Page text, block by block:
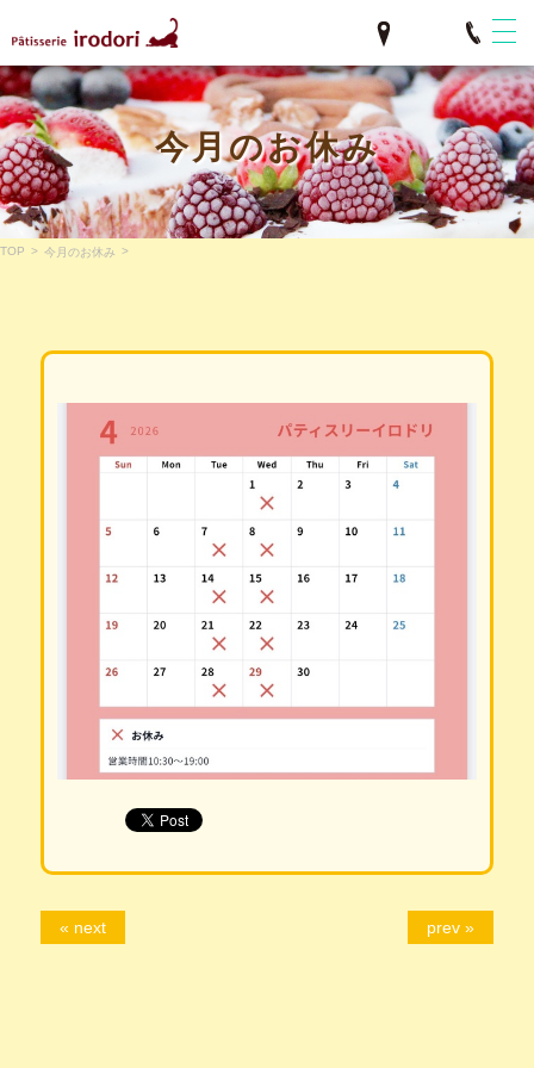
今月のお休み
TOP > 今月のお休み >
« next prev »